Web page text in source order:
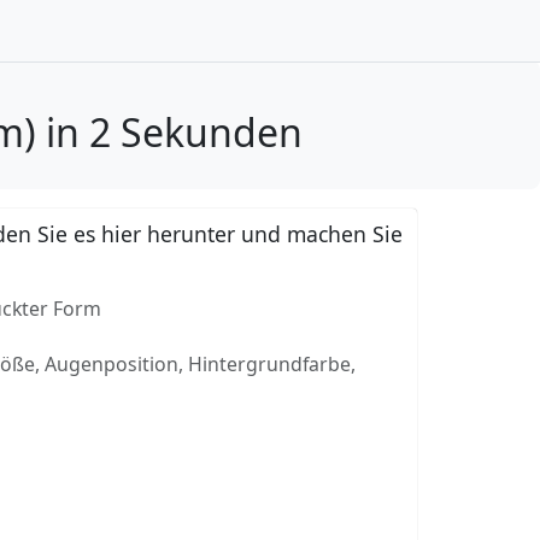
in 2 Sekunden
Sie es hier herunter und machen Sie
Form
Augenposition, Hintergrundfarbe,